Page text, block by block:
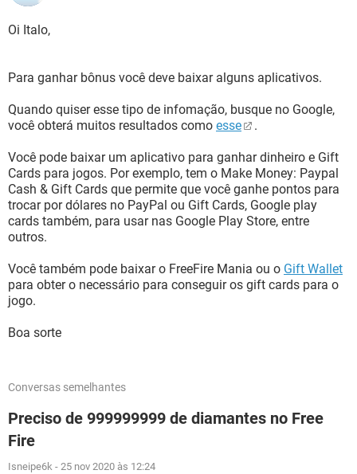
Oi Italo,
Para ganhar bônus você deve baixar alguns aplicativos.
Quando quiser esse tipo de infomação, busque no Google,
você obterá muitos resultados como esse .
Você pode baixar um aplicativo para ganhar dinheiro e Gift
Cards para jogos. Por exemplo, tem o Make Money: Paypal
Cash & Gift Cards que permite que você ganhe pontos para
trocar por dólares no PayPal ou Gift Cards, Google play
cards também, para usar nas Google Play Store, entre
outros.
Você também pode baixar o FreeFire Mania ou o Gift Wallet
para obter o necessário para conseguir os gift cards para o
jogo.
Boa sorte
Conversas semelhantes
Preciso de 999999999 de diamantes no Free
Fire
Isneipe6k - 25 nov 2020 às 12:24